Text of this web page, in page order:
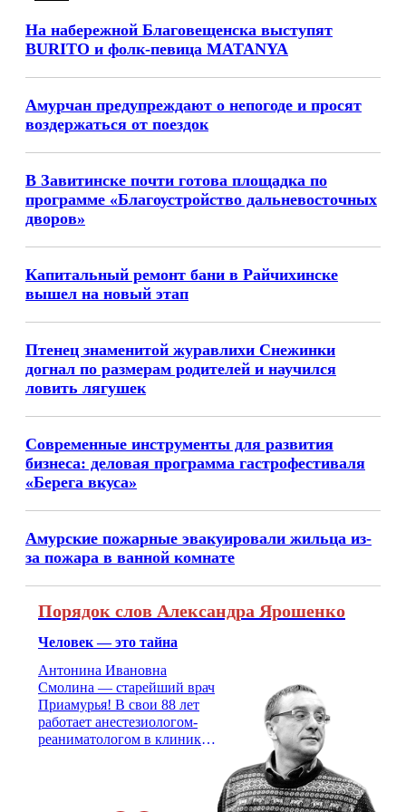
На набережной Благовещенска выступят
BURITO и фолк-певица MATANYA
Амурчан предупреждают о непогоде и просят
воздержаться от поездок
В Завитинске почти готова площадка по
программе «Благоустройство дальневосточных
дворов»
Капитальный ремонт бани в Райчихинске
вышел на новый этап
Птенец знаменитой журавлихи Снежинки
догнал по размерам родителей и научился
ловить лягушек
Современные инструменты для развития
бизнеса: деловая программа гастрофестиваля
«Берега вкуса»
Амурские пожарные эвакуировали жильца из-
за пожара в ванной комнате
Порядок слов Александра Ярошенко
Человек — это тайна
Антонина Ивановна
Смолина — старейший врач
Приамурья! В свои 88 лет
работает анестезиологом-
реаниматологом в клинике
стажем о жизни, смерти